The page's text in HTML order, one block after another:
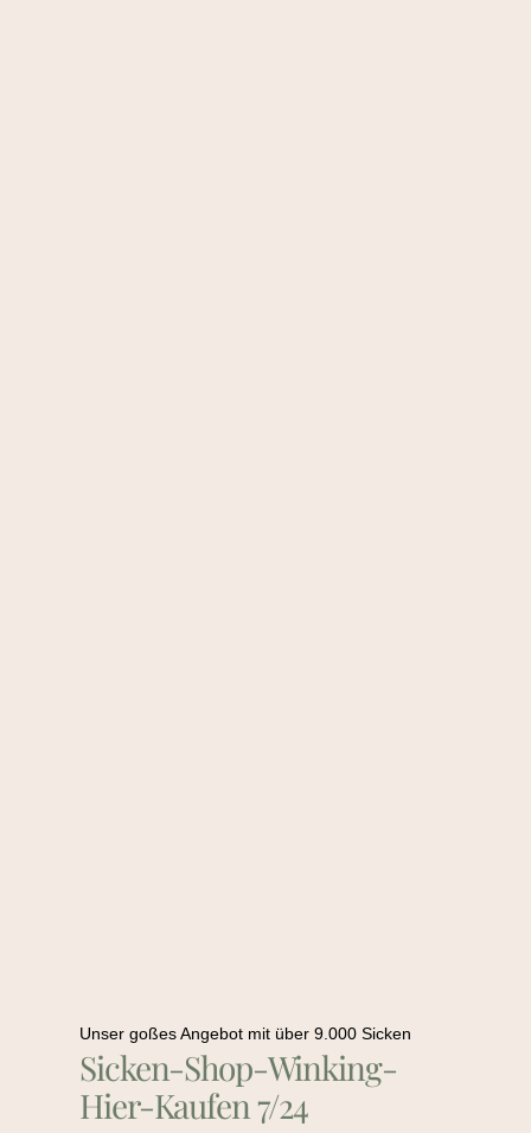
Unser goßes Angebot mit über 9.000 Sicken
Sicken-Shop-Winking-
Hier-Kaufen 7/24